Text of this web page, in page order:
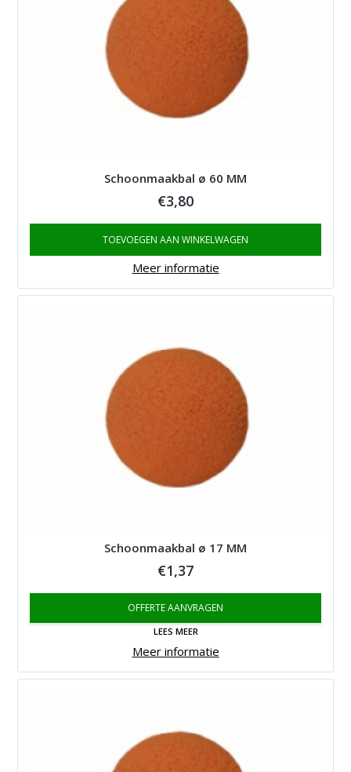
Schoonmaakbal ø 60 MM
€3,80
TOEVOEGEN AAN WINKELWAGEN
Meer informatie
Schoonmaakbal ø 17 MM
€1,37
OFFERTE AANVRAGEN
LEES MEER
Meer informatie